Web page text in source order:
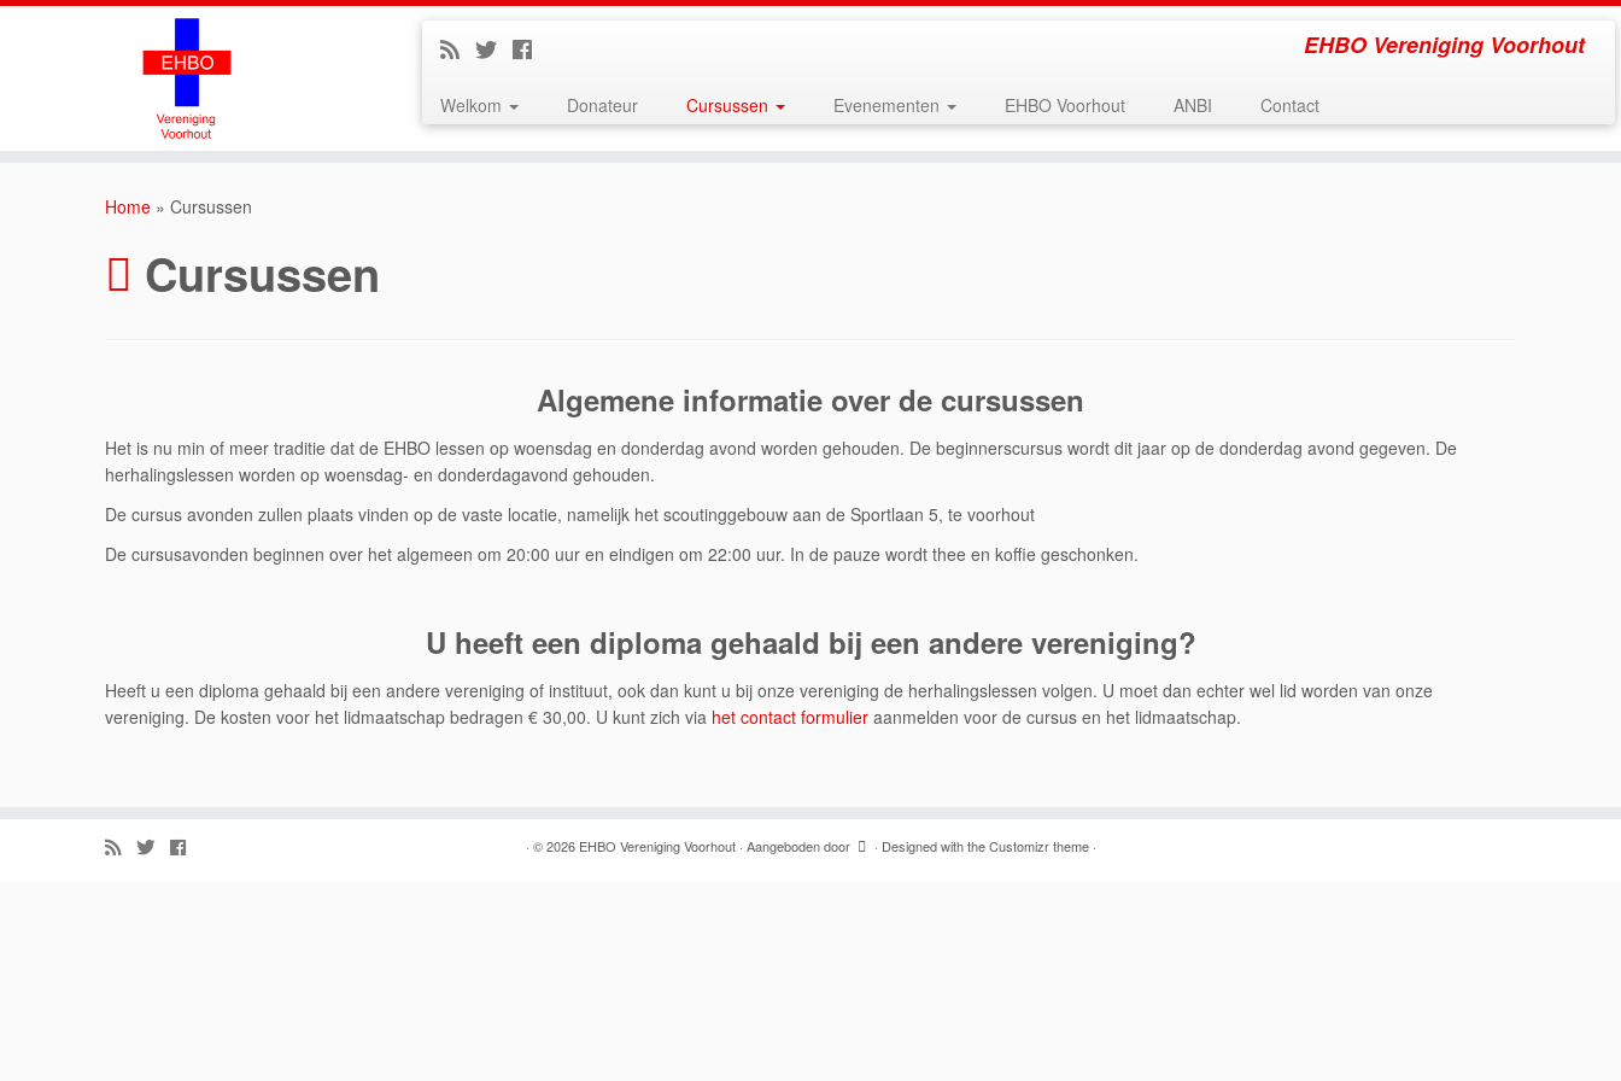
EHBO Vereniging Voorhout
Welkom Donateur Cursussen Evenementen EHBO Voorhout ANBI Contact
Home » Cursussen
Cursussen
Algemene informatie over de cursussen
Het is nu min of meer traditie dat de EHBO lessen op woensdag en donderdag avond worden gehouden. De beginnerscursus wordt dit jaar op de donderdag avond gegeven. De
herhalingslessen worden op woensdag- en donderdagavond gehouden.
De cursus avonden zullen plaats vinden op de vaste locatie, namelijk het scoutinggebouw aan de Sportlaan 5, te voorhout
De cursusavonden beginnen over het algemeen om 20:00 uur en eindigen om 22:00 uur. In de pauze wordt thee en koffie geschonken.
U heeft een diploma gehaald bij een andere vereniging?
Heeft u een diploma gehaald bij een andere vereniging of instituut, ook dan kunt u bij onze vereniging de herhalingslessen volgen. U moet dan echter wel lid worden van onze
vereniging. De kosten voor het lidmaatschap bedragen € 30,00. U kunt zich via het contact formulier aanmelden voor de cursus en het lidmaatschap.
· © 2026 EHBO Vereniging Voorhout· Aangeboden door · Designed with theCustomizr theme·